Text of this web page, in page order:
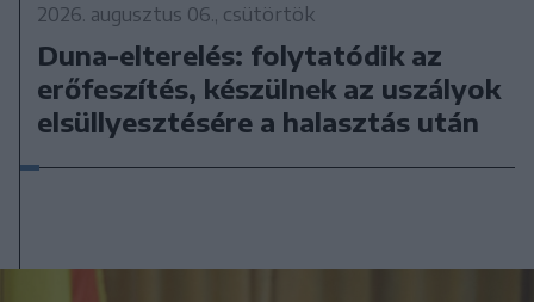
2026. augusztus 06., csütörtök
Duna-elterelés: folytatódik az
erőfeszítés, készülnek az uszályok
elsüllyesztésére a halasztás után